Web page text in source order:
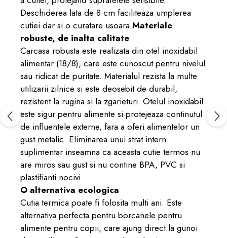
Deschiderea lata de 8 cm faciliteaza umplerea
cutiei dar si o curatare usoara.Materiale
robuste, de inalta calitate
Carcasa robusta este realizata din otel inoxidabil
alimentar (18/8), care este cunoscut pentru nivelul
sau ridicat de puritate. Materialul rezista la multe
utilizarii zilnice si este deosebit de durabil,
rezistent la rugina si la zgarieturi. Otelul inoxidabil
este sigur pentru alimente si protejeaza continutul
de influentele externe, fara a oferi alimentelor un
gust metalic. Eliminarea unui strat intern
suplimentar inseamna ca aceasta cutie termos nu
are miros sau gust si nu contine BPA, PVC si
plastifianti nocivi.
O alternativa ecologica
Cutia termica poate fi folosita multi ani. Este
alternativa perfecta pentru borcanele pentru
alimente pentru copii, care ajung direct la gunoi